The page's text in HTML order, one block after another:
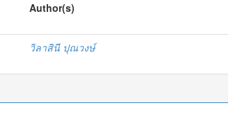
Author(s)
วิลาสินี ปุณวงษ์